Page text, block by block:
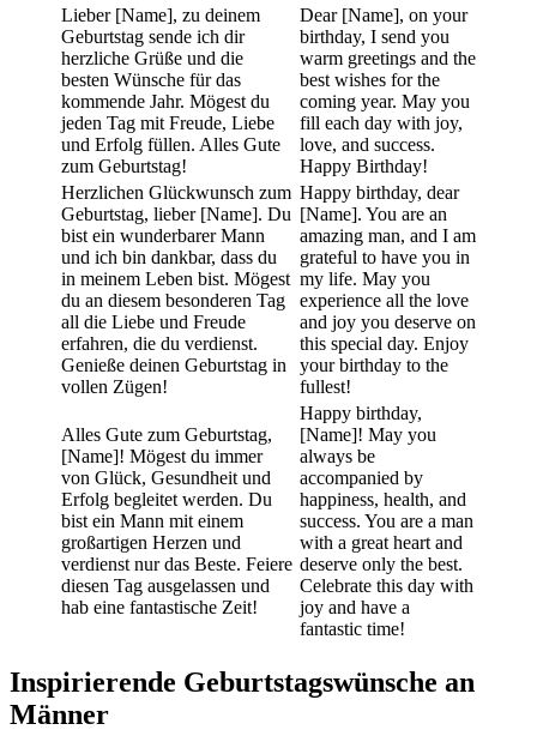
Lieber [Name], zu deinem
Geburtstag sende ich dir
herzliche Grüße und die
besten Wünsche für das
kommende Jahr. Mögest du
jeden Tag mit Freude, Liebe
und Erfolg füllen. Alles Gute
zum Geburtstag!
Dear [Name], on your
birthday, I send you
warm greetings and the
best wishes for the
coming year. May you
fill each day with joy,
love, and success.
Happy Birthday!
Herzlichen Glückwunsch zum
Geburtstag, lieber [Name]. Du
bist ein wunderbarer Mann
und ich bin dankbar, dass du
in meinem Leben bist. Mögest
du an diesem besonderen Tag
all die Liebe und Freude
erfahren, die du verdienst.
Genieße deinen Geburtstag in
vollen Zügen!
Happy birthday, dear
[Name]. You are an
amazing man, and I am
grateful to have you in
my life. May you
experience all the love
and joy you deserve on
this special day. Enjoy
your birthday to the
fullest!
Alles Gute zum Geburtstag,
[Name]! Mögest du immer
von Glück, Gesundheit und
Erfolg begleitet werden. Du
bist ein Mann mit einem
großartigen Herzen und
verdienst nur das Beste. Feiere
diesen Tag ausgelassen und
hab eine fantastische Zeit!
Happy birthday,
[Name]! May you
always be
accompanied by
happiness, health, and
success. You are a man
with a great heart and
deserve only the best.
Celebrate this day with
joy and have a
fantastic time!
Inspirierende Geburtstagswünsche an
Männer